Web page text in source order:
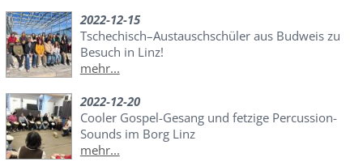
2022-12-15
Tschechisch–Austauschschüler aus Budweis zu
Besuch in Linz!
mehr...
2022-12-20
Cooler Gospel-Gesang und fetzige Percussion-
Sounds im Borg Linz
mehr...